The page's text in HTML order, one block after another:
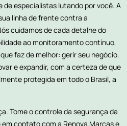
de especialistas lutando por você. A
linha de frente contra a
cuidamos de cada detalhe do
ao monitoramento contínuo,
faz de melhor: gerir seu negócio.
e expandir, com a certeza de que
protegida em todo o Brasil, a
Tome o controle da segurança da
contato com a Renova Marcas e